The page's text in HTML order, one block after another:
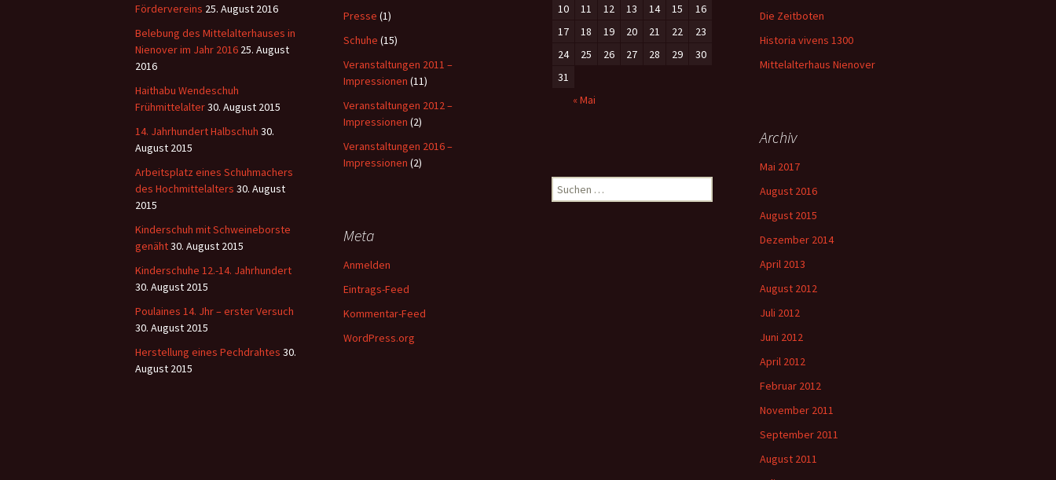
Fördervereins 25. August 2016
Belebung des Mittelalterhauses in
Nienover im Jahr 2016 25. August
2016
Haithabu Wendeschuh
Frühmittelalter30. August 2015
14. Jahrhundert Halbschuh 30.
August 2015
Arbeitsplatz eines Schuhmachers
des Hochmittelalters 30. August
2015
Kinderschuh mit Schweineborste
genäht30. August 2015
Kinderschuhe 12.-14. Jahrhundert
30. August 2015
Poulaines 14. Jhr – erster Versuch
30. August 2015
Herstellung eines Pechdrahtes 30.
August 2015
Presse (1)
Schuhe (15)
Veranstaltungen 2011 –
Impressionen (11)
Veranstaltungen 2012 –
Impressionen (2)
Veranstaltungen 2016 –
Impressionen (2)
10
11 12 13 14 15
16
17
18 19 20 21 22
23
24
25 26 27 28 29
30
31
« Mai
Die Zeitboten
Historia vivens 1300
Mittelalterhaus Nienover
Archiv
Mai 2017
August 2016
August 2015
Dezember 2014
April 2013
August 2012
Juli 2012
Juni 2012
April 2012
Februar 2012
November 2011
September 2011
August 2011
Suchen
nach:
Meta
Anmelden
Eintrags-Feed
Kommentar-Feed
WordPress.org